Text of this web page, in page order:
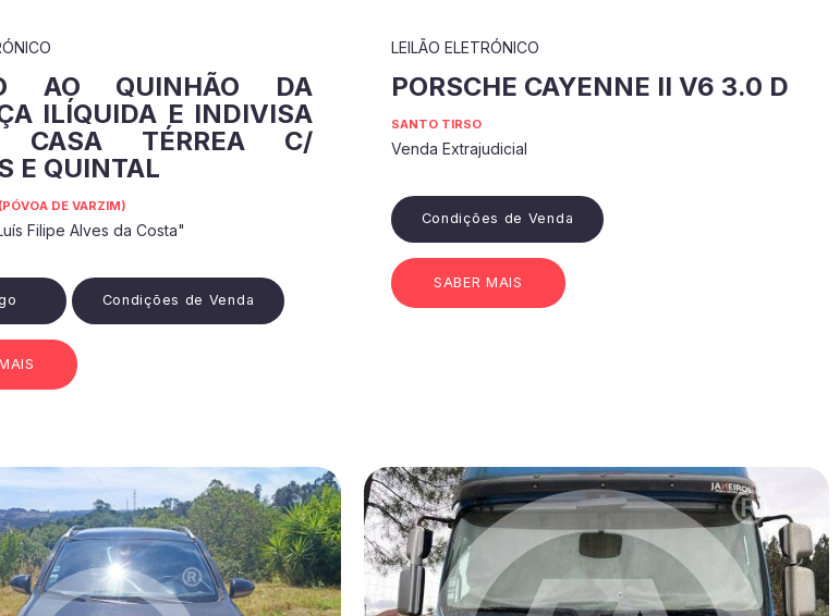
AO QUINHÃO DA
ILÍQUIDA E INDIVISA
CASA TÉRREA C/
E QUINTAL
DE VARZIM)
Filipe Alves da Costa"
Condições de Venda
LEILÃO ELETRÓNICO
PORSCHE CAYENNE II V6 3.0 D
SANTO TIRSO
Venda Extrajudicial
Condições de Venda
SABER MAIS